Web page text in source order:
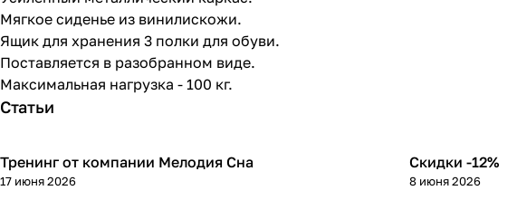
Мягкое сиденье из винилискожи.
Ящик для хранения 3 полки для обуви.
Поставляется в разобранном виде.
Максимальная нагрузка - 100 кг.
Статьи
Тренинг от компании Мелодия Сна
17 июня 2026
Скидки -12%
8 июня 2026